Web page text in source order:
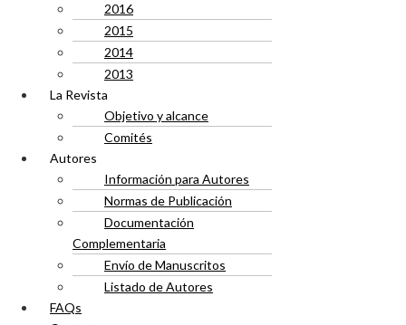
2016
2015
2014
2013
La Revista
Objetivo y alcance
Comités
Autores
Información para Autores
Normas de Publicación
Documentación
Complementaria
Envío de Manuscritos
Listado de Autores
FAQs